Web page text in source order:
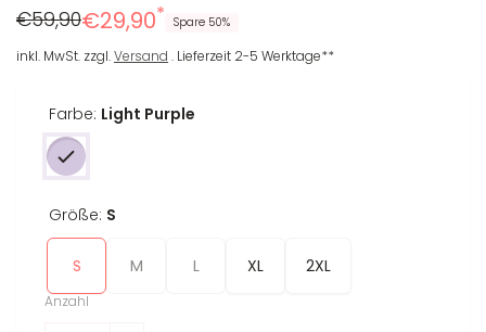
Regulärer
Preis
€59,90
Reduzierter
Preis
€29,90* Spare 50%
inkl. MwSt. zzgl.Versand . Lieferzeit 2-5 Werktage**
Farbe: Light Purple
Größe: S
S M L XL 2XL
Anzahl